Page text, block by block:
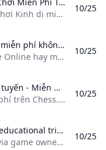
Chơi tốt nhất trực tuyến Trò chơi Kinh dị miễn phí trên Yandex Games. Thích chơi Trò chơi Kinh dị trên điện thoại di động hoặc máy tính để bàn. Không cần tải xuống hoặc cài đặt! Bí ẩn, bóng tối và cánh cửa ọp door phía sau bạn. Bạn sẽ tìm thấy tất cả trong danh mục “Kinh dị”. Bạn có đủ táo bạo để đối mặt với những trò chơi xoắn này không?
10/25
5 Web chơi game Online hay miễn phí không quảng cáo – GEARVN.COM Bạn đang tìm Web chơi game Online hay miễn phí tải nhanh. Hãy cùng GEARVN điểm qua 5 trang Web chơi game Online miễn phí không quảng cáo nhé!
Bạn đang tìm Web chơi game Online hay miễn phí, tải nhanh. Hãy cùng GEARVN điểm qua 5 trang Web chơi game Online miễn phí không quảng cáo nhé! Thứ Ba 16/05/2023 SEO - Phạm Hữu Lộc 31.490.000₫29.990.000₫-5%0.0(0 đánh giá)Vừa mở bán21.290.000₫20.990.000₫-1%0.0(0 đánh giá)Đã bán: 417.490.000₫17.290.000₫-1%0.0(0 đánh giá)Đã bán: 125.990.000₫24.990.000₫-4%0.0(0 đánh giá)Đã bán: 115.990.000₫15.790.000₫-1%0.0(0 đánh giá)Vừa mở bán29.890.000₫29.490.000₫-1%0.0(0 đánh giá)Đã bán: 123.290.000₫22.990.000₫-1%0.0(0 đánh giá)Vừa mở bán20.990.000₫16.990.000₫-19%0.0(0 đánh giá)Đã bán: 5519.490.000₫18.990.000₫-3%0.0(0 đánh giá)Vừa mở bán28.
10/25
Chess.com - Chơi cờ vua trực tuyến - Miễn phí Chơi cờ vua trực tuyến miễn phí trên Chess.com với hơn 150 triệu thành viên từ khắp nơi trên thế giới. Chúc bạn vui vẻ khi chơi với bạn bè hoặc thử thách với máy!
Chơi cờ vua trực tuyến miễn phí trên Chess.com với hơn 150 triệu thành viên từ khắp nơi trên thế giới. Chúc bạn vui vẻ khi chơi với bạn bè hoặc thử thách với máy! 15.870.161 Các ván đấu hôm nay 181.199 Chơi ngay Play Bots Chơi với máy có thể tùy chỉnh “Cờ thế là cách tốt nhất để nâng cao khả năng nhận diện ván cờ và không trang nào khác làm tốt hơn.
10/25
Home Freerice Freerice is an educational trivia game owned by the UN World Food Programme (WFP). Join our movement to help end global hunger: start playing today!
Freerice is an educational trivia game owned by the UN World Food Programme (WFP). Join our movement to help end global hunger: start playing today! Alone we may be small but together we are unstoppable. Join the movement Every correct answer = 10 grains of rice for the UN World Food Programme Play The Game Ending world hunger is one of the greatest challenges of our times. Learn More Alone we may be small but together we are unstoppable.
10/25